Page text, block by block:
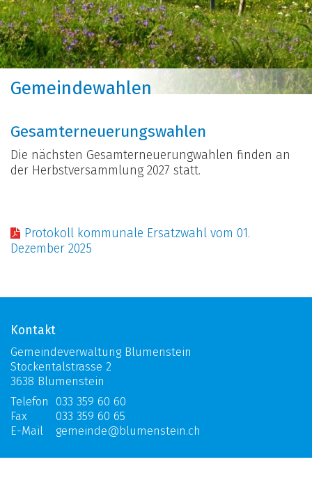
Gemeindewahlen
Gesamterneuerungswahlen
Die nächsten Gesamterneuerungwahlen finden an
der Herbstversammlung 2027 statt.
Protokoll kommunale Ersatzwahl vom 01.
Dezember 2025
Kontakt
Gemeindeverwaltung Blumenstein
Stockentalstrasse 2
3638 Blumenstein
Telefon
033 359 60 60
Fax
033 359 60 65
E-Mail
gemeinde@blumenstein.ch